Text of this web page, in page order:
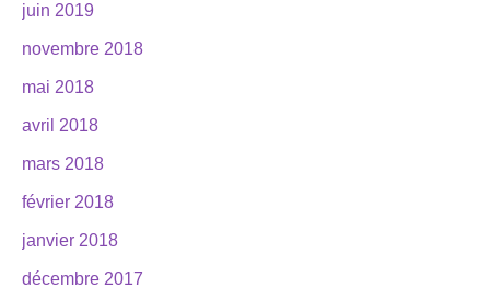
juin 2019
novembre 2018
mai 2018
avril 2018
mars 2018
février 2018
janvier 2018
décembre 2017